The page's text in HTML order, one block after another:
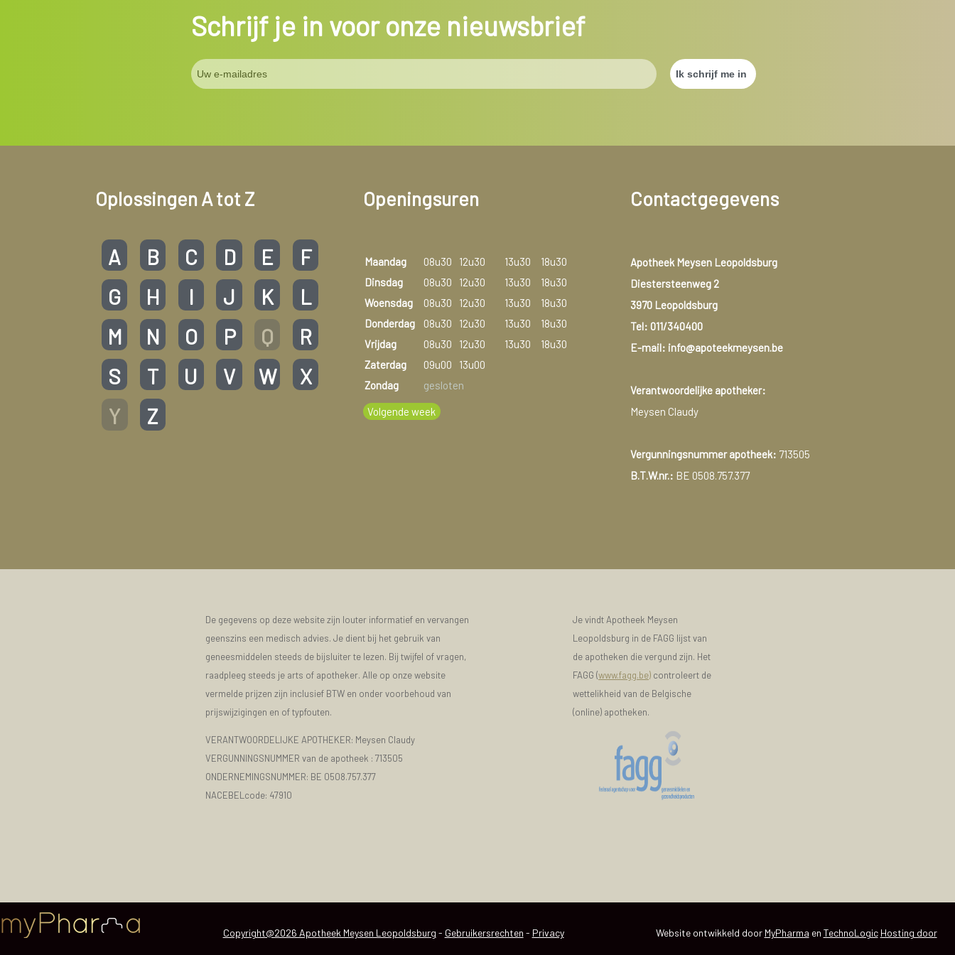
Schrijf je in voor onze nieuwsbrief
Oplossingen A tot Z
A B C D E
F
G
H I J K
L
M
N O P Q
R
S
T U V W
X
Y
Z
Openingsuren
Maandag 08u30 12u30 13u30
18u30
Dinsdag
08u30 12u30 13u30
18u30
Woensdag
08u30 12u30 13u30
18u30
Donderdag
08u30 12u30 13u30
18u30
Vrijdag
08u30 12u30 13u30
18u30
Zaterdag
09u00
13u00
Zondag
gesloten
Volgende week
Contactgegevens
Apotheek Meysen Leopoldsburg
Diestersteenweg 2
3970 Leopoldsburg
Tel: 011/340400
E-mail: info@apoteekmeysen.be
Verantwoordelijke apotheker:
Meysen Claudy
Vergunningsnummer apotheek: 713505
B.T.W.nr.: BE 0508.757.377
De gegevens op deze website zijn louter informatief en vervangen
geenszins een medisch advies. Je dient bij het gebruik van
geneesmiddelen steeds de bijsluiter te lezen. Bij twijfel of vragen,
raadpleeg steeds je arts of apotheker. Alle op onze website
vermelde prijzen zijn inclusief BTW en onder voorbehoud van
prijswijzigingen en of typfouten.
VERANTWOORDELIJKE APOTHEKER: Meysen Claudy
VERGUNNINGSNUMMER van de apotheek : 713505
ONDERNEMINGSNUMMER: BE 0508.757.377
NACEBELcode: 47910
Je vindt Apotheek Meysen
Leopoldsburg in de FAGG lijst van
de apotheken die vergund zijn. Het
FAGG (www.fagg.be) controleert de
wettelikheid van de Belgische
(online) apotheken.
Copyright@2026 Apotheek Meysen Leopoldsburg - Gebruikersrechten - Privacy Website ontwikkeld door MyPharma en TechnoLogic Hosting door